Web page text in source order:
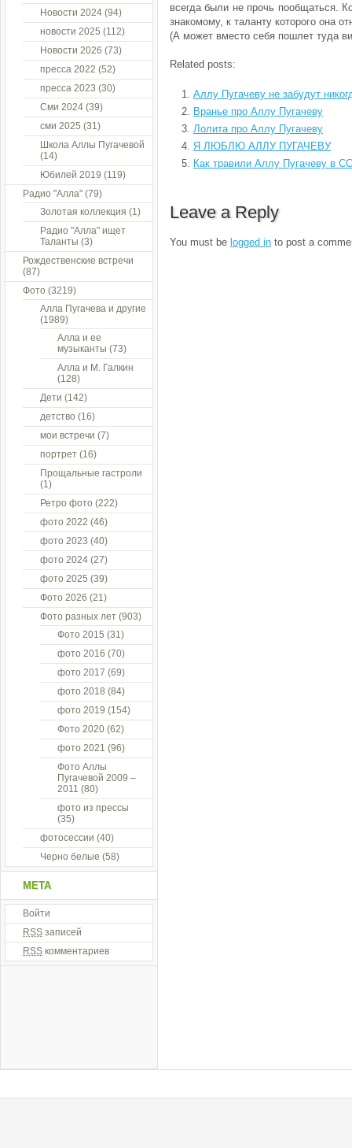
всегда были не прочь пообщаться.
знакомому, к таланту которого она
(А может вместо себя пошлет туда
Related posts:
Аллу Пугачеву не забудут
Вранье про Аллу Пугачеву
Лолита про Аллу Пугачеву
Я ЛЮБЛЮ АЛЛУ ПУГАЧЕВУ
Как травили Аллу Пугачеву в
Leave a Reply
You must be logged in to post a
Новости 2024 (94)
новости 2025 (112)
Новости 2026 (73)
пресса 2022 (52)
пресса 2023 (30)
Сми 2024 (39)
сми 2025 (31)
Школа Аллы Пугачевой
(14)
Юбилей 2019 (119)
Радио "Алла" (79)
Золотая коллекция (1)
Радио "Алла" ищет
Таланты (3)
Рождественские встречи
(87)
Фото (3219)
Алла Пугачева и другие
(1989)
Алла и ее
музыканты (73)
Алла и М. Галкин
(128)
Дети (142)
детство (16)
мои встречи (7)
портрет (16)
Прощальные гастроли
(1)
Ретро фото (222)
фото 2022 (46)
фото 2023 (40)
фото 2024 (27)
фото 2025 (39)
Фото 2026 (21)
Фото разных лет (903)
Фото 2015 (31)
фото 2016 (70)
фото 2017 (69)
фото 2018 (84)
фото 2019 (154)
Фото 2020 (62)
фото 2021 (96)
Фото Аллы
Пугачевой 2009 –
2011 (80)
фото из прессы
(35)
фотосессии (40)
Черно белые (58)
МЕТА
Войти
RSS записей
RSS комментариев